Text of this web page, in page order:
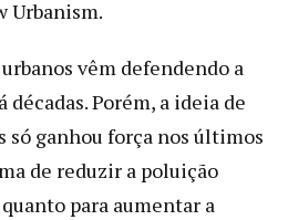
Urbanism.
vêm defendendo a
Porém, a ideia de
só ganhou força nos últimos
de reduzir a poluição
para aumentar a